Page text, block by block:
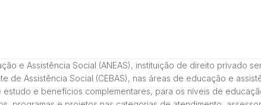
e Assistência Social (ANEAS), instituição de direito privado
de Assistência Social (CEBAS), nas áreas de educação e
e benefícios complementares, para os níveis de